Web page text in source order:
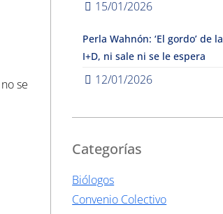
se
15/01/2026
Perla Wahnón: ‘El gordo’ de la
I+D, ni sale ni se le espera
12/01/2026
Categorías
Biólogos
Convenio Colectivo